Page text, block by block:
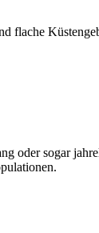
flache
oder sogar